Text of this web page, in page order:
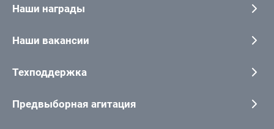
Наши награды
Наши вакансии
Техподдержка
Предвыборная агитация